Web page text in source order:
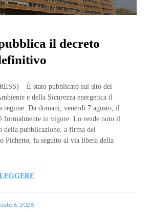
il decreto
– È stato pubblicato sul sito del
e della Sicurezza energetica il
regime. Da domani, venerdì 7 agosto, il
formalmente in vigore. Lo rende noto il
della pubblicazione, a firma del
Pichetto, fa seguito al via libera della
6, 2026